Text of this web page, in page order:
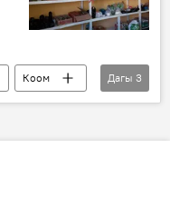
Коом
Дагы 3